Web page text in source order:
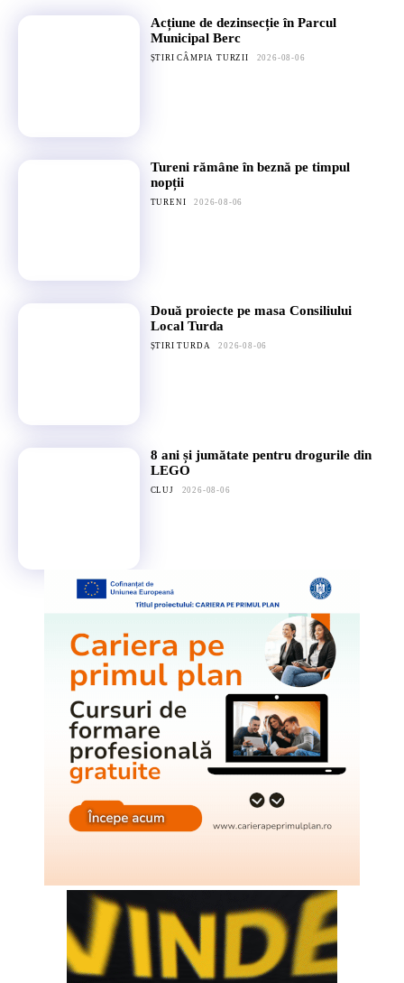
Acțiune de dezinsecție în Parcul
Municipal Berc
ȘTIRI CÂMPIA TURZII 2026-08-06
Tureni rămâne în beznă pe timpul
nopții
TURENI 2026-08-06
Două proiecte pe masa Consiliului
Local Turda
ȘTIRI TURDA 2026-08-06
8 ani și jumătate pentru drogurile din
LEGO
CLUJ 2026-08-06